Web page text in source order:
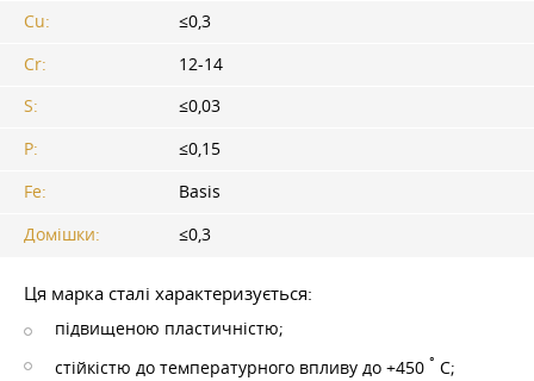
Cu:
≤0,3
Cr:
12-14
S:
≤0,03
P:
≤0,15
Fe:
Basis
Домішки:
≤0,3
Ця марка сталі характеризується:
підвищеною пластичністю;
стійкістю до температурного впливу до +450 ° С;